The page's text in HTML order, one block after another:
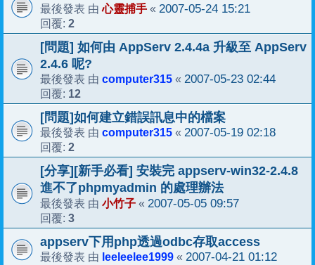
最後發表 由心靈捕手 « 2007-05-24 15:21
回覆: 2
[問題] 如何由 AppServ 2.4.4a 升級至 AppServ
2.4.6 呢?
最後發表 由 computer315 « 2007-05-23 02:44
回覆: 12
[問題]如何建立錯誤訊息中的檔案
最後發表 由 computer315 « 2007-05-19 02:18
回覆: 2
[分享][新手必看] 安裝完 appserv-win32-2.4.8
進不了phpmyadmin 的處理辦法
最後發表 由 小竹子 « 2007-05-05 09:57
回覆: 3
appserv下用php透過odbc存取access
最後發表 由 leeleelee1999 « 2007-04-21 01:12